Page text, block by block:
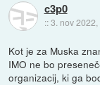
c3p0
::3. nov 2022,
Kot je za Muska
IMO ne bo
organizacij, ki ga